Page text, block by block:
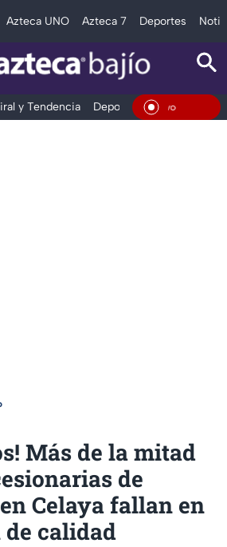
Azteca UNO Azteca 7 Deportes
y Tendencia Deportes Espectáculos
En
Más de la mitad
de
Celaya fallan en
calidad